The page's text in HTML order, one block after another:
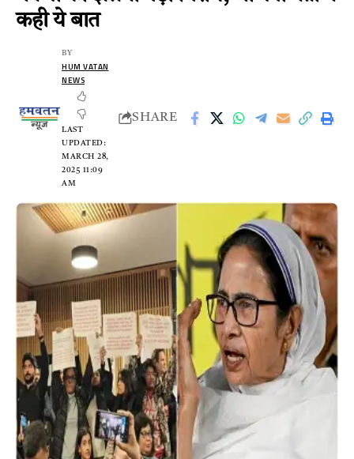
कही ये बात
LAST
UPDATED:
MARCH 28,
2025 11:09
AM
BY
HUM VATAN
NEWS
SHARE